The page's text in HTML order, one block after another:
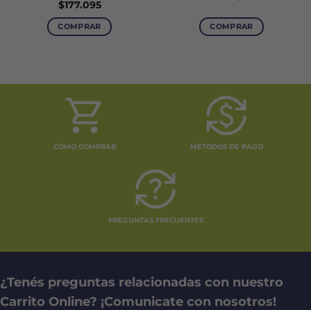
$177.095
COMPRAR
múltiples
variantes.
Las
opciones
se
página
precio
era:
$126.205.
COMPRAR
CÓMO COMPRAR MÉTODOS DE PAGO
PREGUNTAS FRECUENTES
¿Tenés preguntas relacionadas con nuestro
Carrito Online? ¡Comunicate con nosotros!